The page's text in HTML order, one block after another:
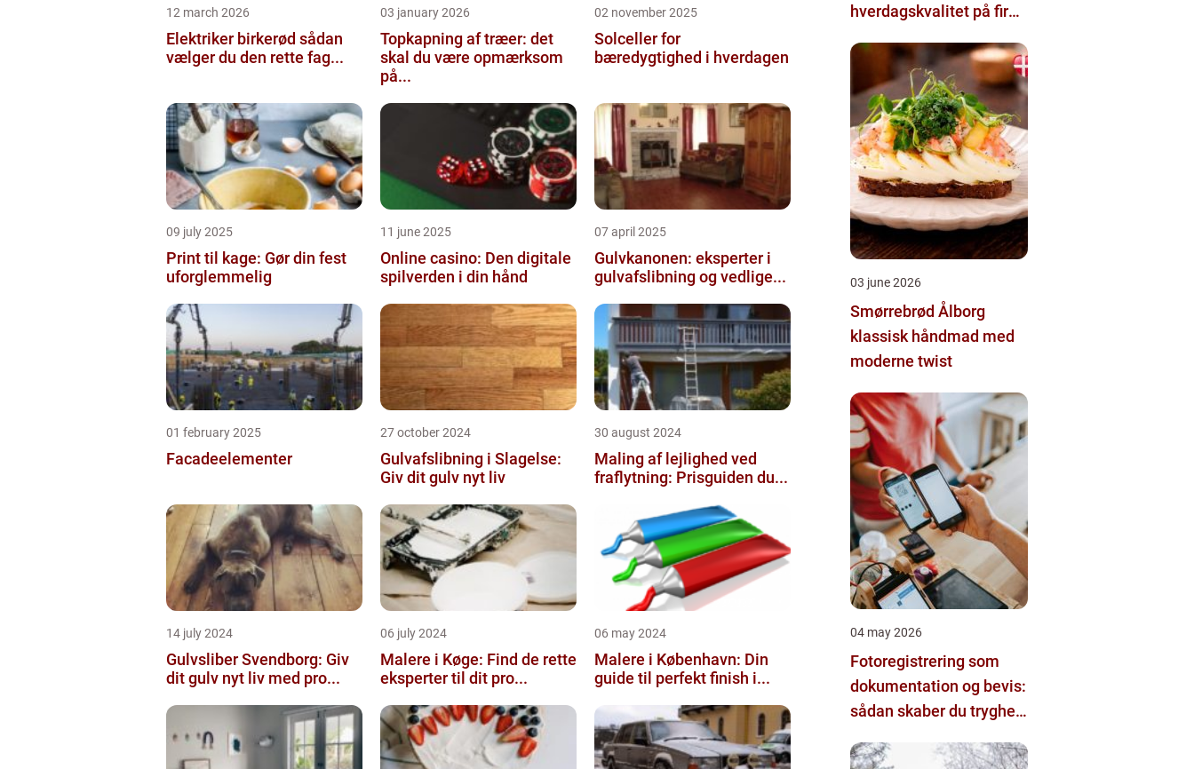
12 march 2026
Elektriker birkerød sådan
vælger du den rette fag...
03 january 2026
Topkapning af træer: det
skal du være opmærksom
på...
02 november 2025
Solceller for
bæredygtighed i hverdagen
09 july 2025
Print til kage: Gør din fest
uforglemmelig
11 june 2025
Online casino: Den digitale
spilverden i din hånd
07 april 2025
Gulvkanonen: eksperter i
gulvafslibning og vedlige...
01 february 2025
Facadeelementer
27 october 2024
Gulvafslibning i Slagelse:
Giv dit gulv nyt liv
30 august 2024
Maling af lejlighed ved
fraflytning: Prisguiden du...
14 july 2024
Gulvsliber Svendborg: Giv
dit gulv nyt liv med pro...
06 july 2024
Malere i Køge: Find de rette
eksperter til dit pro...
06 may 2024
Malere i København: Din
guide til perfekt finish i...
hverdagskvalitet på fire
03 june 2026
Smørrebrød Ålborg
klassisk håndmad med
moderne twist
04 may 2026
Fotoregistrering som
dokumentation og bevis:
sådan skaber du tryghed